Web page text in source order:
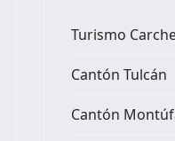
Turismo
Cantón Tulcán
Cantón